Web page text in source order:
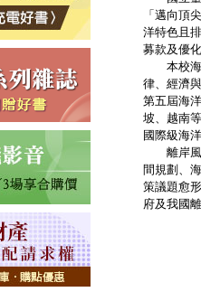
「邁向頂
洋特色且
募款及優
本校海
律、經濟
第五屆海
坡、越南
國際級海
離岸風
間規劃、
策議題愈
府及我國